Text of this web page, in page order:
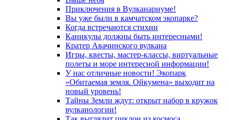
Приключения в Вулканариуме!
Вы уже были в камчатском экопарке?
Когда встречаются стихии
Каникулы должны быть интересными!
Кратер Авачинского вулкана
Игры, квесты, мастер-классы, виртуальные
полеты и море интересной информации!
У нас отличные новости! Экопарк
«Обитаемая земля. Ойкумена» выходит на
новый уровень!
Тайны Земли ждут: открыт набор в кружок
вулканологии!